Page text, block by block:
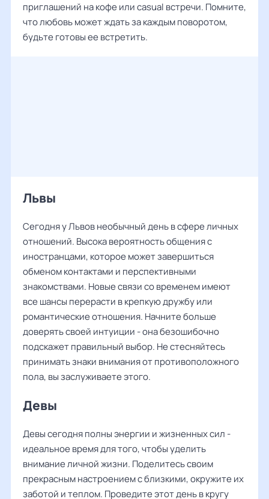
приглашений на кофе или casual встречи. Помните,
что любовь может ждать за каждым поворотом,
будьте готовы ее встретить.
Львы
Сегодня у Львов необычный день в сфере личных
отношений. Высока вероятность общения с
иностранцами, которое может завершиться
обменом контактами и перспективными
знакомствами. Новые связи со временем имеют
все шансы перерасти в крепкую дружбу или
романтические отношения. Начните больше
доверять своей интуиции - она безошибочно
подскажет правильный выбор. Не стесняйтесь
принимать знаки внимания от противоположного
пола, вы заслуживаете этого.
Девы
Девы сегодня полны энергии и жизненных сил -
идеальное время для того, чтобы уделить
внимание личной жизни. Поделитесь своим
прекрасным настроением с близкими, окружите их
заботой и теплом. Проведите этот день в кругу